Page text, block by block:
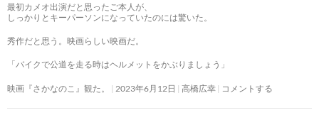
最初カメオ出演だと思ったご本人が、
しっかりとキーパーソンになっていたのには驚いた。
秀作だと思う。映画らしい映画だ。
「バイクで公道を走る時はヘルメットをかぶりましょう」
映画『さかなのこ』観た。 2023年6月12日 高橋広幸 コメントする